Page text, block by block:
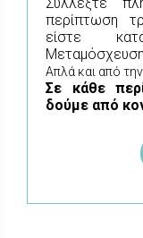
περίπτωση
είστε
Απλά και από
Σε κάθε
δούμε από